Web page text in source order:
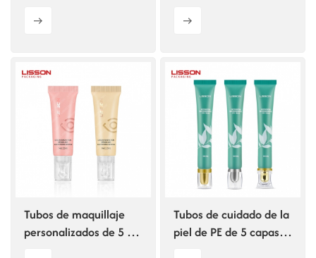
Impresión de logotipo
aplicador de aleación
Tubos de maquillaje
personalizados de 5 ml,
Tubos de cuidado de la
piel de PE de 5 capas